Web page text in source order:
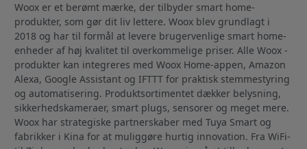
Woox er et berømt mærke, der tilbyder smart home-
produkter, som gør dit liv lettere. Woox blev grundlagt i
2018 og har til formål at levere brugervenlige smart home-
enheder af høj kvalitet til overkommelige priser. Alle Woox -
produkter kan integreres med Woox Home-appen, Amazon
Alexa, Google Assistant og IFTTT for praktisk stemmestyring
og automatisering. Produktsortimentet dækker belysning,
sikkerhedskameraer, smart plugs, sensorer og meget mere.
Woox har strategiske partnerskaber med Tuya Smart og
fabrikker i Kina for at muliggøre hurtig innovation. Fra WiFi-